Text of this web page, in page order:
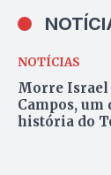
NOTÍCIAS
Morre Israel
Campos,
história do